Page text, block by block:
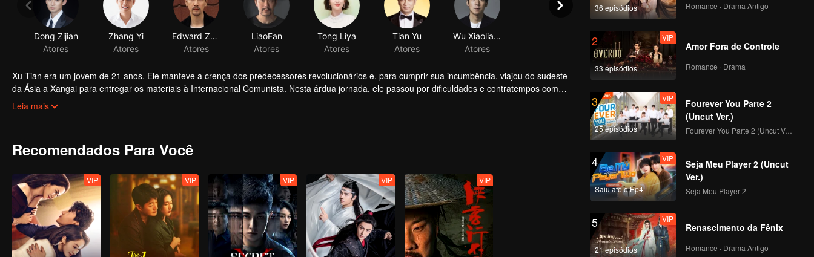
Dong Zijian
Atores
Zhang Yi
Atores
Edward Zhang
Atores
LiaoFan
Atores
Tong Liya
Atores
Tian Yu
Atores
Wu Xiaoliang
Atores
Xu Tian era um jovem de 21 anos. Ele manteve a crença dos predecessores revolucionários e, para cumprir sua incumbência, viajou do sudeste
da Ásia a Xangai para entregar os materiais à Internacional Comunista. Nesta árdua jornada, ele passou por dificuldades e contratempos com
Sun, Yu Yixiu, Zhang Jiayi e muitos outros. Finalmente, ele conseguiu terminar a tarefa. Os sorrisos em seus rostos refletiam sua firme crença e
Leia mais
Recomendados Para Você
VIP VIP VIP VIP VIP
36 episódios Romance · Drama Antigo
2
33 episódios
VIP
Amor Fora de Controle
Romance · Drama
3
25 episódios
VIP
Fourever You Parte 2
(Uncut Ver.)
Fourever You Parte 2 (Uncut Ver.)
4
Saiu até o Ep4
VIP
Seja Meu Player 2 (Uncut
Ver.)
Seja Meu Player 2
5
21 episódios
VIP
Renascimento da Fênix
Romance · Drama Antigo